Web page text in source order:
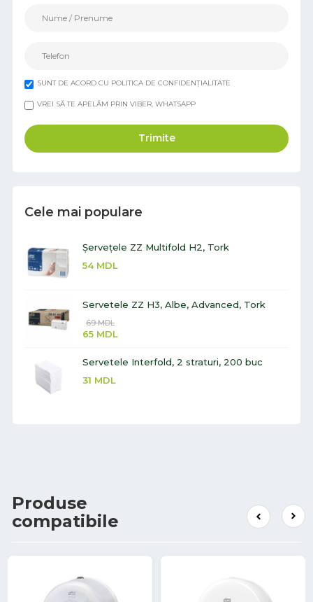
SUNT DE ACORD CU POLITICA DE CONFIDENȚIALITATE
VREI SĂ TE APELĂM PRIN VIBER, WHATSAPP
Trimite
Cele mai populare
Șervețele ZZ Multifold H2, Tork
54 MDL
Servetele ZZ H3, Albe, Advanced, Tork
69MDL
65 MDL
Servetele Interfold, 2 straturi, 200 buc
31 MDL
Produse
compatibile